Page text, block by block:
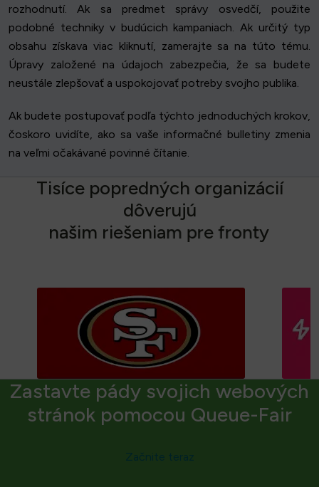
rozhodnutí. Ak sa predmet správy osvedčí, použite
podobné techniky v budúcich kampaniach. Ak určitý typ
obsahu získava viac kliknutí, zamerajte sa na túto tému.
Úpravy založené na údajoch zabezpečia, že sa budete
neustále zlepšovať a uspokojovať potreby svojho publika.
Ak budete postupovať podľa týchto jednoduchých krokov,
čoskoro uvidíte, ako sa vaše informačné bulletiny zmenia
na veľmi očakávané povinné čítanie.
Tisíce popredných organizácií
dôverujú
našim riešeniam pre fronty
Zastavte pády svojich webových
stránok pomocou Queue-Fair